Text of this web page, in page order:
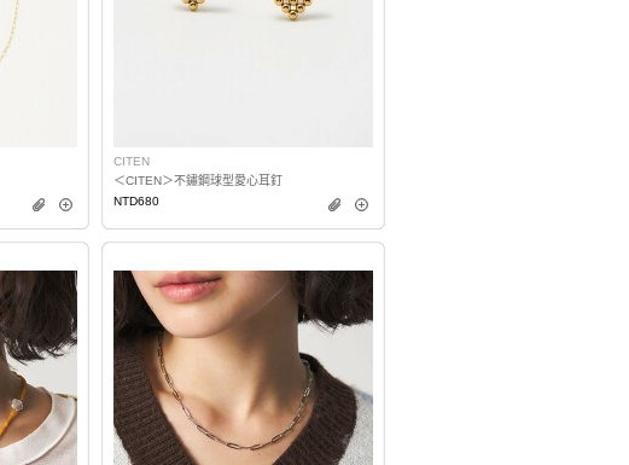
CITEN
＜CITEN＞不鏽鋼球型愛心耳釘
NTD680